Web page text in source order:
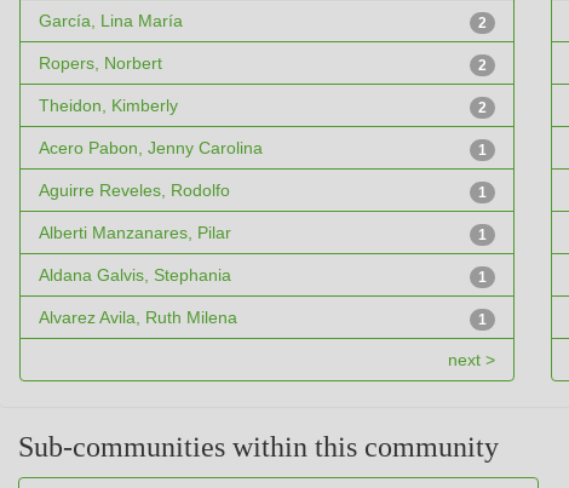
2
García, Lina María
2
Ropers, Norbert
2
Theidon, Kimberly
1
Acero Pabon, Jenny Carolina
1
Aguirre Reveles, Rodolfo
1
Alberti Manzanares, Pilar
1
Aldana Galvis, Stephania
1
Alvarez Avila, Ruth Milena
next >
Sub-communities within this community